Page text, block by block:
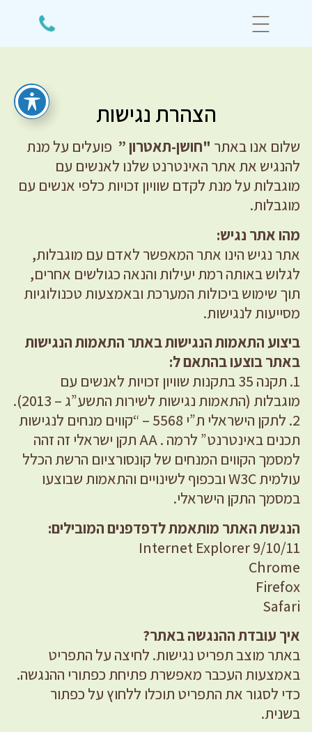
הצהרת נגישות
שלום אנו באתר "חושן-תאטרון ” פועלים על מנת
להנגיש את אתר האינטרנט שלנו לאנשים עם
מוגבלות על מנת לקדם שוויון זכויות כלפי אנשים עם
מוגבלות.
מהו אתר נגיש:
אתר נגיש הינו אתר המאפשר לאדם עם מוגבלות,
לגלוש באותה רמת יעילות והנאה כגולשים אחרים,
תוך שימוש ביכולות המערכת ובאמצעות טכנולוגיות
מסייעות לנגישות.
ביצוע התאמות הנגישות באתר התאמות הנגישות
באתר בוצעו בהתאם ל:
1. תקנה 35 בתקנות שוויון זכויות לאנשים עם
מוגבלות (התאמות נגישות לשירות התשע”ג – 2013).
2. לתקן הישראלי ת”י 5568 – “קווים מנחים לנגישות
תכנים באינטרנט” לרמה . AA תקן ישראלי זה זהה
למסמך הקווים המנחים של קונסורציום הרשת הכלל
עולמית W3C ובכפוף לשינויים והתאמות שבוצעו
במסמך התקן הישראלי.
הנגשת האתר מותאמת לדפדפנים המובילים:
Internet Explorer 9/10/11
Chrome
Firefox
Safari
איך עובדת ההנגשה באתר?
באתר מוצב תפריט נגישות. לחיצה על התפריט
באמצעות העכבר מאפשרת פתיחת כפתורי ההנגשה.
כדי לסגור את התפריט תוכלו ללחוץ על כפתור
בשנית.